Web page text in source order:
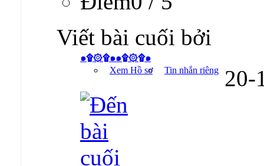
Viết bài cuối bởi
๑۩۞۩๑๑۩۞۩๑
Xem Hồ sơ
Tin nhắn riêng 20-